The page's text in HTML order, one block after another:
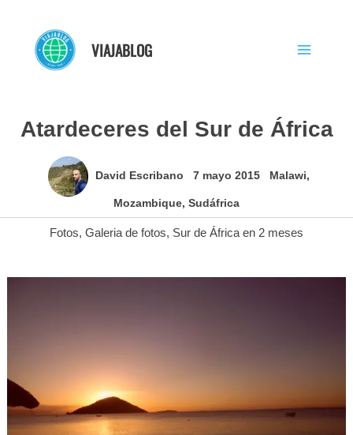
contenido
VIAJABLOG
Atardeceres del Sur de África
David Escribano 7 mayo 2015 Malawi,
Mozambique, Sudáfrica
Fotos, Galeria de fotos, Sur de África en 2 meses